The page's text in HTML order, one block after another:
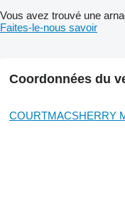
Vous avez trouvé une
Faites-le-nous savoir
Coordonnées du
COURTMACSHERRY